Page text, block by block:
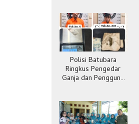
Polisi Batubara
Ringkus Pengedar
Ganja dan Pengguna